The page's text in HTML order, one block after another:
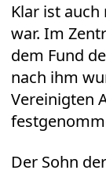
Klar ist
war. Im
dem Fund
nach ihm
Vereinigten
Der Sohn